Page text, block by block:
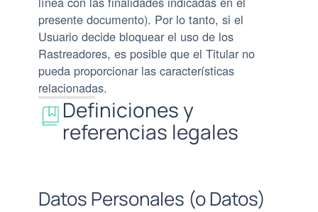
presente documento). Por lo tanto, si el
Usuario decide bloquear el uso de los
Rastreadores, es posible que el Titular no
pueda proporcionar las características
relacionadas.
Definiciones y
referencias legales
Datos Personales (o Datos)